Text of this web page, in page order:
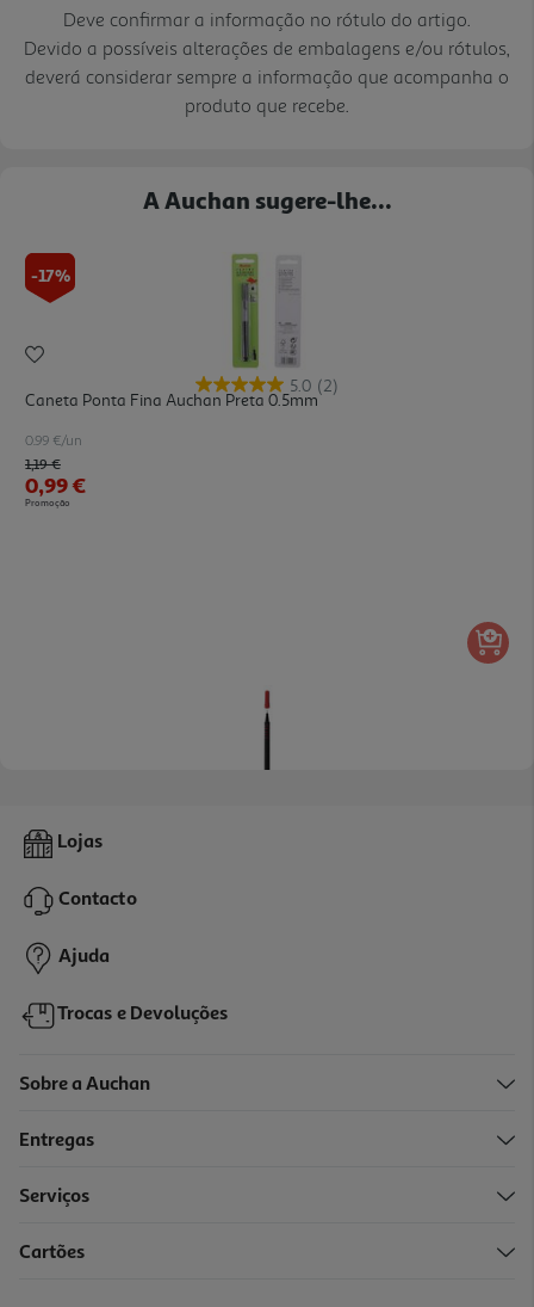
Deve confirmar a informação no rótulo do artigo.
Devido a possíveis alterações de embalagens e/ou rótulos,
deverá considerar sempre a informação que acompanha o
produto que recebe.
A Auchan sugere-lhe...
-17%
5.0 (2)
Caneta Ponta Fina Auchan Preta 0.5mm
0.99 €/un
Price reduced from
1,19 €to
0,99 €
Promoção
Caneta De Feltro Auchan Vermelha
0,59 €
Lojas
Contacto
Ajuda
Trocas e Devoluções
Sobre a Auchan
Entregas
Serviços
Cartões